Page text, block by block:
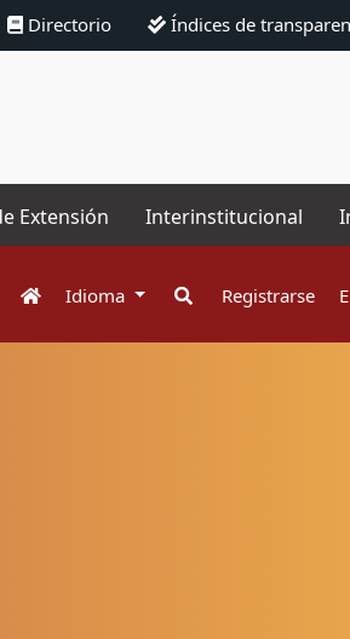
Directorio Índices de
Extensión Interinstitucional
Idioma Registrarse